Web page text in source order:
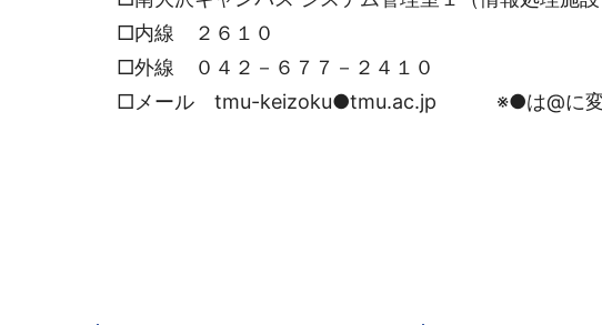
□内線 ２６１０
□外線 ０４２－６７７－２４１０
□メール tmu-keizoku●tmu.ac.jp ※●は@に変更